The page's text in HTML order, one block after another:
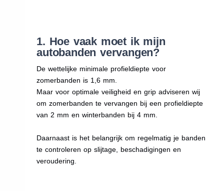
1. Hoe vaak moet ik mijn
autobanden vervangen?
De wettelijke minimale profieldiepte voor
zomerbanden is 1,6 mm.
Maar voor optimale veiligheid en grip adviseren wij
om zomerbanden te vervangen bij een profieldiepte
van 2 mm en winterbanden bij 4 mm.
Daarnaast is het belangrijk om regelmatig je banden
te controleren op slijtage, beschadigingen en
veroudering.